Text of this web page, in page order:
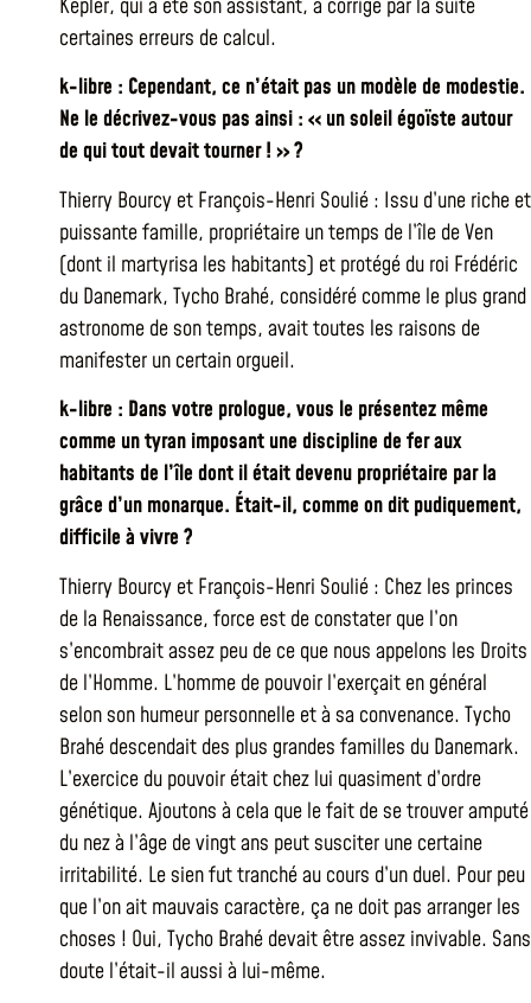
Kepler, qui a été son assistant, a corrigé par la suite
certaines erreurs de calcul.
k-libre : Cependant, ce n’était pas un modèle de modestie.
Ne le décrivez-vous pas ainsi : « un soleil égoïste autour
de qui tout devait tourner ! » ?
Thierry Bourcy et François-Henri Soulié : Issu d’une riche et
puissante famille, propriétaire un temps de l’île de Ven
(dont il martyrisa les habitants) et protégé du roi Frédéric
du Danemark, Tycho Brahé, considéré comme le plus grand
astronome de son temps, avait toutes les raisons de
manifester un certain orgueil.
k-libre : Dans votre prologue, vous le présentez même
comme un tyran imposant une discipline de fer aux
habitants de l’île dont il était devenu propriétaire par la
grâce d’un monarque. Était-il, comme on dit pudiquement,
difficile à vivre ?
Thierry Bourcy et François-Henri Soulié : Chez les princes
de la Renaissance, force est de constater que l’on
s’encombrait assez peu de ce que nous appelons les Droits
de l’Homme. L’homme de pouvoir l’exerçait en général
selon son humeur personnelle et à sa convenance. Tycho
Brahé descendait des plus grandes familles du Danemark.
L’exercice du pouvoir était chez lui quasiment d’ordre
génétique. Ajoutons à cela que le fait de se trouver amputé
du nez à l’âge de vingt ans peut susciter une certaine
irritabilité. Le sien fut tranché au cours d’un duel. Pour peu
que l’on ait mauvais caractère, ça ne doit pas arranger les
choses ! Oui, Tycho Brahé devait être assez invivable. Sans
doute l’était-il aussi à lui-même.